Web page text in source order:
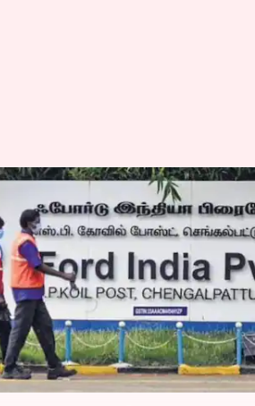
ஃபோர்டு,
கவனம்
அறிக்கை
V Sep 23, 2024 06:30 pm